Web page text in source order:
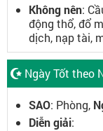
Không nên:
động thổ, đổ
dịch, nạp tài,
Ngày Tốt theo
SAO: Phòng,
Diễn giải: